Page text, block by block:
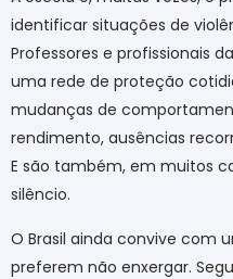
identificar situações de
Professores e profissionais
uma rede de proteção
mudanças de
rendimento, ausências
E são também, em muitos
silêncio.
O Brasil ainda convive com
preferem não enxergar.